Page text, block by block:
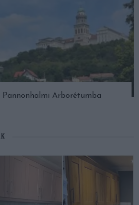
Pannonhalmi Arborétumba